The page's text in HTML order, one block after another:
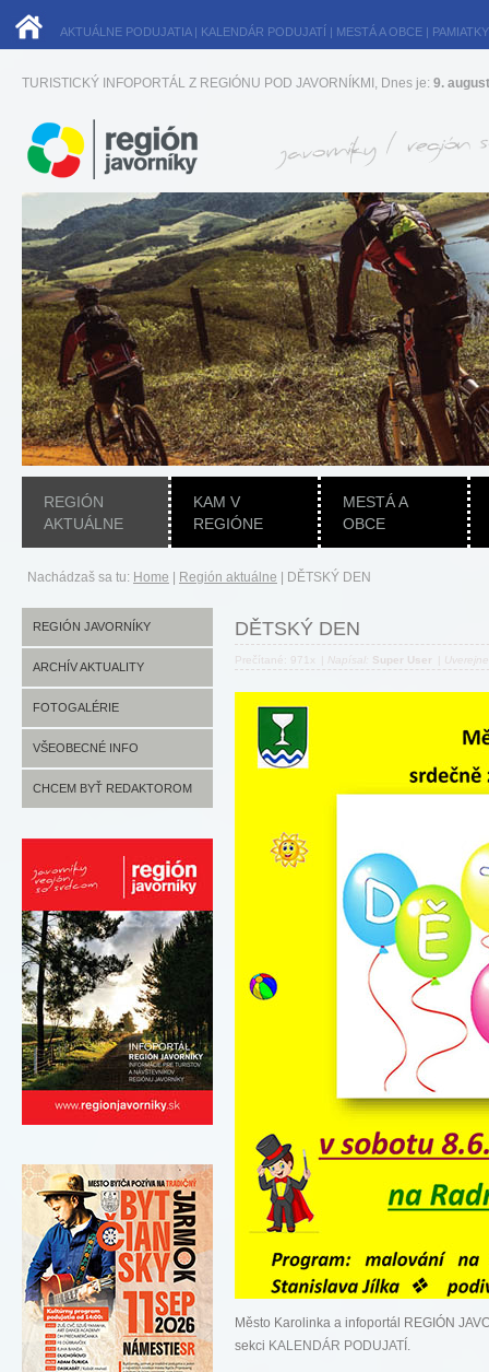
AKTUÁLNE PODUJATIA| KALENDÁR PODUJATÍ | MESTÁ A OBCE | PAMIATKY
TURISTICKÝ INFOPORTÁL Z REGIÓNU POD JAVORNÍKMI, Dnes je: 9.
REGIÓN
AKTUÁLNE
KAM V
REGIÓNE
MESTÁ A
OBCE
Nachádzaš sa tu: Home Región aktuálne DĚTSKÝ DEN
REGIÓN JAVORNÍKY
ARCHÍV AKTUALITY
FOTOGALÉRIE
VŠEOBECNÉ INFO
CHCEM BYŤ REDAKTOROM
DĚTSKÝ DEN
Prečítané: 971x Napísal: Super User
Město Karolinka a infoportál REGIÓN
sekci KALENDÁR PODUJATÍ .